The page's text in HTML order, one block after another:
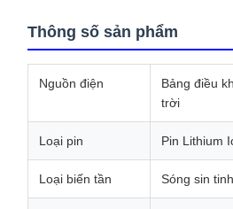
Thông số sản phẩm
Nguồn điện
Bảng điều
trời
Loại pin Pin Lithium
Loại biến tần Sóng sin